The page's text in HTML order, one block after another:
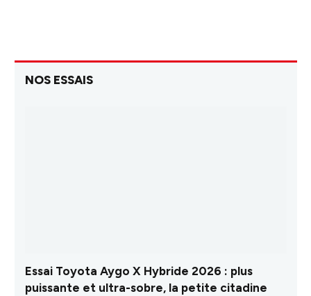
NOS ESSAIS
Essai Toyota Aygo X Hybride 2026 : plus
puissante et ultra-sobre, la petite citadine